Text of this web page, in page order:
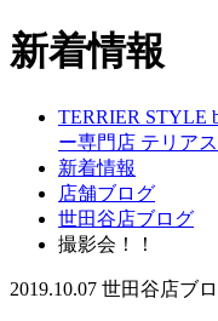
新着情報
TERRIER STYLE
ー専門店 テリア
新着情報
店舗ブログ
世田谷店ブログ
撮影会！！
2019.10.07 世田谷店ブ